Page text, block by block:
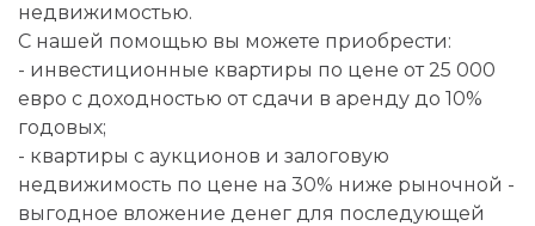
недвижимостью.
С нашей помощью вы можете приобрести:
- инвестиционные квартиры по цене от 25 000
евро с доходностью от сдачи в аренду до 10%
годовых;
- квартиры с аукционов и залоговую
недвижимость по цене на 30% ниже рыночной -
выгодное вложение денег для последующей